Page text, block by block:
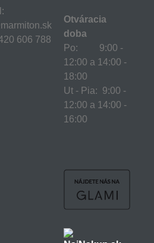
606 788
Otváracia
doba
Po: 9:00 -
12:00 a 14:00 -
18:00
Ut - Pia: 9:00 -
12:00 a 14:00 -
16:00